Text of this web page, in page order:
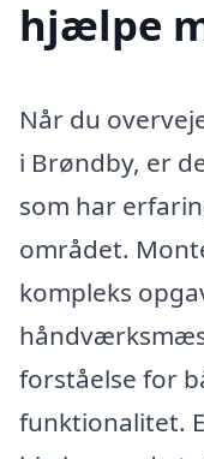
hjælpe
Når du
i Brøndby, er
som har
området.
kompleks
forståelse for
funktionalitet.